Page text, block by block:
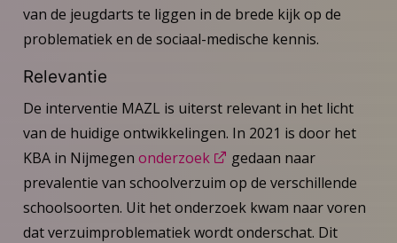
van de jeugdarts te liggen in de brede kijk op de
problematiek en de sociaal-medische kennis.
Relevantie
De interventie MAZL is uiterst relevant in het licht
van de huidige ontwikkelingen. In 2021 is door het
KBA in Nijmegen onderzoek
gedaan naar
prevalentie van schoolverzuim op de verschillende
schoolsoorten. Uit het onderzoek kwam naar voren
dat verzuimproblematiek wordt onderschat. Dit